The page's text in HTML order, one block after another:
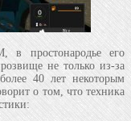
в простонародье его
не только из-за
40 лет некоторым
о том, что техника